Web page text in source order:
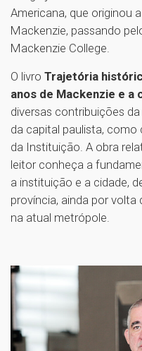
Americana, que originou
Mackenzie, passando
Mackenzie College.
O livro Trajetória
anos de Mackenzie e a
diversas contribuições
da capital paulista,
da Instituição. A obra
leitor conheça a
a instituição e a cidade,
província, ainda por
na atual metrópole.